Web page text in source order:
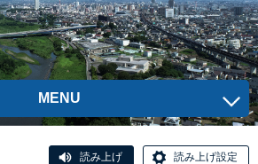
MENU
読み上げ 読み上げ設定